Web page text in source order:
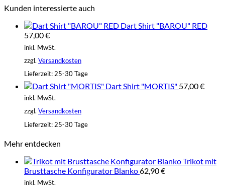
Kunden interessierte auch
Dart Shirt "BAROU" RED
57,00€
inkl. MwSt.
zzgl. Versandkosten
Lieferzeit: 25-30 Tage
Dart Shirt "MORTIS" 57,00€
inkl. MwSt.
zzgl. Versandkosten
Lieferzeit: 25-30 Tage
Mehr entdecken
Trikot mit
Brusttasche Konfigurator Blanko62,90€
inkl. MwSt.